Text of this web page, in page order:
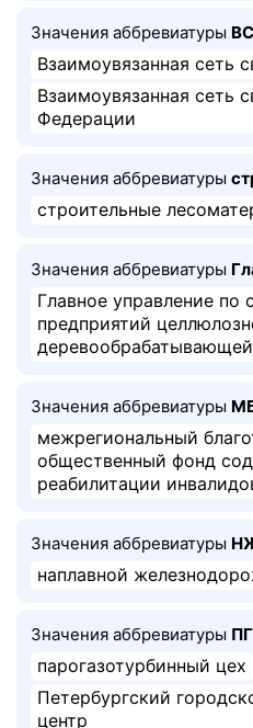
Значения аббревиатуры
Взаимоувязанная сеть
Взаимоувязанная сеть
Федерации
Значения аббревиатуры
строительные
Значения аббревиатуры
Главное управление по
предприятий
Значения аббревиатуры
межрегиональный
общественный фонд
реабилитации
Значения аббревиатуры
наплавной
Значения аббревиатуры
парогазотурбинный цех
Петербургский
центр